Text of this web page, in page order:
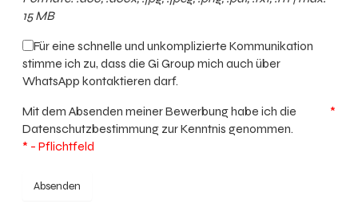
15 MB
Für eine schnelle und unkomplizierte Kommunikation
stimme ich zu, dass die Gi Group mich auch über
WhatsApp kontaktieren darf.
*
Mit dem Absenden meiner Bewerbung habe ich die
Datenschutzbestimmung zur Kenntnis genommen.
* - Pflichtfeld
Absenden